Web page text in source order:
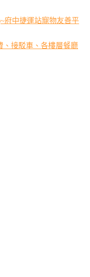
府中捷運站寵物友善平
、接駁車、各樓層餐廳